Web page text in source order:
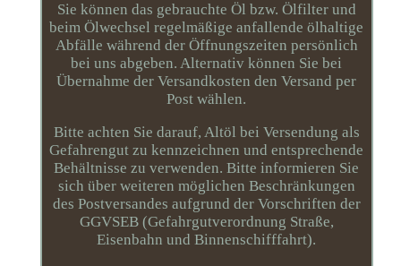
Sie können das gebrauchte Öl bzw. Ölfilter und
beim Ölwechsel regelmäßige anfallende ölhaltige
Abfälle während der Öffnungszeiten persönlich
bei uns abgeben. Alternativ können Sie bei
Übernahme der Versandkosten den Versand per
Post wählen.
Bitte achten Sie darauf, Altöl bei Versendung als
Gefahrengut zu kennzeichnen und entsprechende
Behältnisse zu verwenden. Bitte informieren Sie
sich über weiteren möglichen Beschränkungen
des Postversandes aufgrund der Vorschriften der
GGVSEB (Gefahrgutverordnung Straße,
Eisenbahn und Binnenschifffahrt).